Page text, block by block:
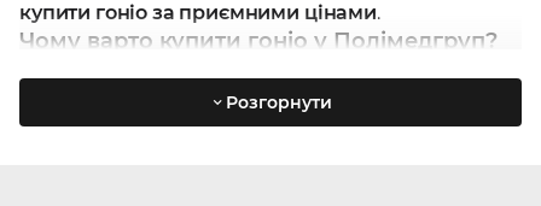
купити гоніо за приємними цінами.
Чому варто купити гоніо у Полімедгруп?
Нашіфахівцізнають все прогоніоі зможуть
Розгорнути